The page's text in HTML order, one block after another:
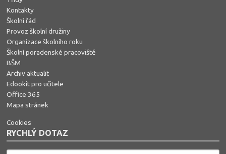
Kontakty
Školní řád
Provoz školní družiny
Organizace školního roku
Školní poradenské pracoviště
BŠM
Archiv aktualit
Edookit pro učitele
Office 365
Mapa stránek
Cookies
RYCHLÝ DOTAZ